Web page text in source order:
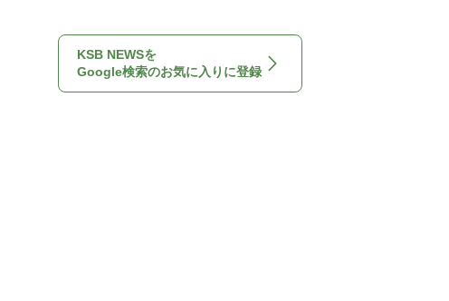
KSB NEWSを
Google検索のお気に入りに登録